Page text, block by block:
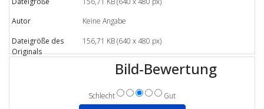
Autor
Keine Angabe
Dateigröße des
Originals
156,71 KB (640 x 480 px)
Bild-Bewertung
Schlecht Gut